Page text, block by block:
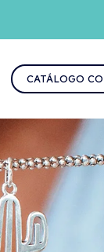
CATÁLOGO